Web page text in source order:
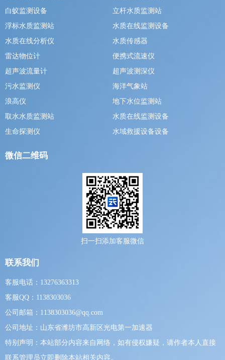
白蚁监测设备
立杆水质监测站
浮标水质监测站
水质在线监测设备
水质在线分析仪
水质传感器
雷达物位计
便携式流速仪
超声波流量计
超声波测深仪
污水监测仪
海洋气象站
浪高仪
地下水位监测站
取水水质监测站
水质在线监测设备
生命探测仪
水域救援设备设备
微信二维码
扫一扫添加客服微信
联系我们
客服电话：13276363313
客服QQ：1138303036
公司邮箱：1138303036@qq.com
公司地址：山东省潍坊市高新区光电第一加速器
特别声明：本站部分内容来自网络，如有侵权嫌疑，请作者本人直接
联系管理员立即删除本站相关内容。